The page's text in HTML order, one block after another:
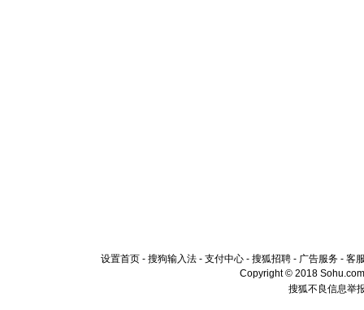
设置首页 - 搜狗输入法 - 支付中心 - 搜狐招聘 - 广告服务 - 客
Copyright © 2018
搜狐不良信息举